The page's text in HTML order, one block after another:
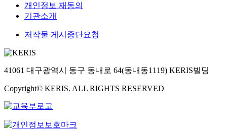
개인정보 재동의
기관소개
저작물 게시중단요청
41061 대구광역시 동구 동내로 64(동내동1119) KERIS빌딩
Copyright© KERIS. ALL RIGHTS RESERVED